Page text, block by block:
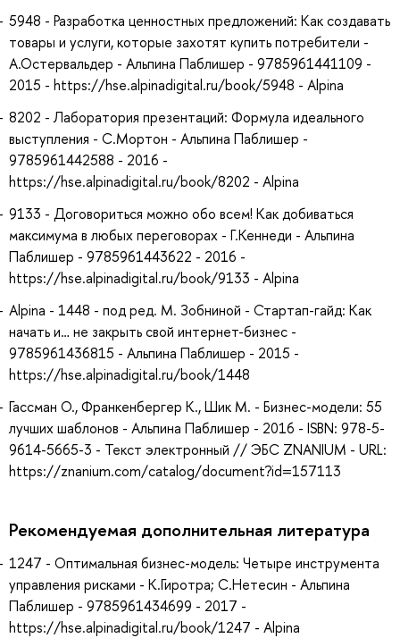
5948 - Разработка ценностных предложений: Как создавать
товары и услуги, которые захотят купить потребители -
А.Остервальдер - Альпина Паблишер - 9785961441109 -
2015 - https://hse.alpinadigital.ru/book/5948 - Alpina
8202 - Лаборатория презентаций: Формула идеального
выступления - С.Мортон - Альпина Паблишер -
9785961442588 - 2016 -
https://hse.alpinadigital.ru/book/8202 - Alpina
9133 - Договориться можно обо всем! Как добиваться
максимума в любых переговорах - Г.Кеннеди - Альпина
Паблишер - 9785961443622 - 2016 -
https://hse.alpinadigital.ru/book/9133 - Alpina
Alpina - 1448 - под ред. М. Зобниной - Стартап-гайд: Как
начать и… не закрыть свой интернет-бизнес -
9785961436815 - Альпина Паблишер - 2015 -
https://hse.alpinadigital.ru/book/1448
Гассман О., Франкенбергер К., Шик М. - Бизнес-модели: 55
лучших шаблонов - Альпина Паблишер - 2016 - ISBN: 978-5-
9614-5665-3 - Текст электронный // ЭБС ZNANIUM - URL:
https://znanium.com/catalog/document?id=157113
Рекомендуемая дополнительная литература
1247 - Оптимальная бизнес-модель: Четыре инструмента
управления рисками - К.Гиротра; С.Нетесин - Альпина
Паблишер - 9785961434699 - 2017 -
https://hse.alpinadigital.ru/book/1247 - Alpina